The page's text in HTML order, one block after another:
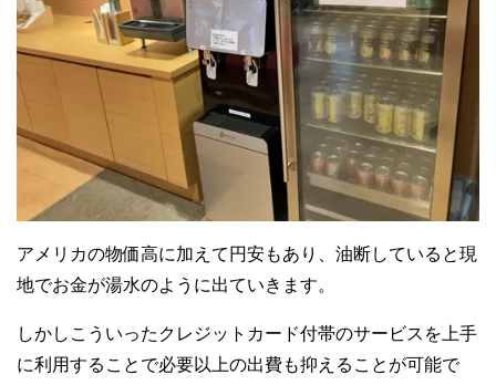
アメリカの物価高に加えて円安もあり、油断していると現
地でお金が湯水のように出ていきます。
しかしこういったクレジットカード付帯のサービスを上手
に利用することで必要以上の出費も抑えることが可能で